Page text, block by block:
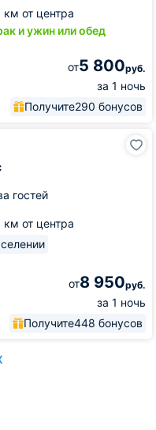
км от центра
и ужин или обед
от5 800руб.
за 1 ночь
Получите290 бонусов
гостей
км от центра
от8 950руб.
за 1 ночь
Получите448 бонусов